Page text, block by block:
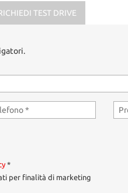
TEST DRIVE
*
per finalità di marketing